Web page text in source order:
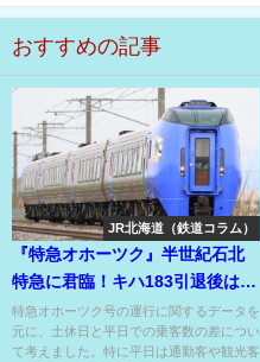
おすすめの記事
JR北海道（鉄道コラム）
『特急オホーツク』半世紀石北
特急に君臨！キハ183引退後はま
さかのキハ283！
特急オホーツク号の運行に関するデータを
元に、土休日と平日での乗客数の差につい
て考えました。特に平日は通勤客や観光客